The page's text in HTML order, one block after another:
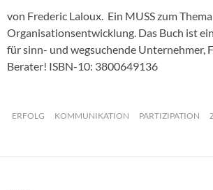
von Frederic Laloux. Ein MUSS zum Thema
Organisationsentwicklung. Das Buch ist
für sinn- und wegsuchende Unternehmer,
Berater! ISBN-10: 3800649136
ERFOLG KOMMUNIKATION PARTIZIPATION